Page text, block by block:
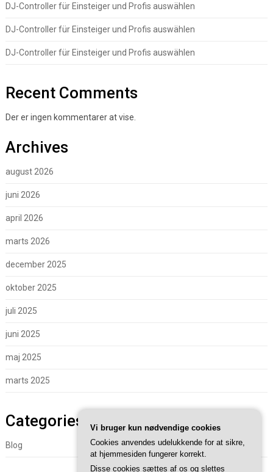
DJ-Controller für Einsteiger und Profis auswählen
DJ-Controller für Einsteiger und Profis auswählen
DJ-Controller für Einsteiger und Profis auswählen
Recent Comments
Der er ingen kommentarer at vise.
Archives
august 2026
juni 2026
april 2026
marts 2026
december 2025
oktober 2025
juli 2025
juni 2025
maj 2025
marts 2025
Categories
Blog
Vi bruger kun nødvendige cookies
Cookies anvendes udelukkende for at sikre,
at hjemmesiden fungerer korrekt.
Disse cookies sættes af os og slettes